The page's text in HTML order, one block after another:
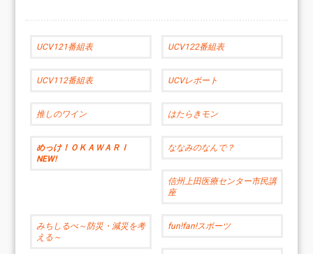
UCV121番組表 UCV122番組表
UCV112番組表 UCVレポート
推しのワイン はたらきモン
めっけ！ＯＫＡＷＡＲＩ
NEW!
ななみのなんで？
信州上田医療センター市民講
座
みちしるべ～防災・減災を考
える～
fun!fan!スポーツ